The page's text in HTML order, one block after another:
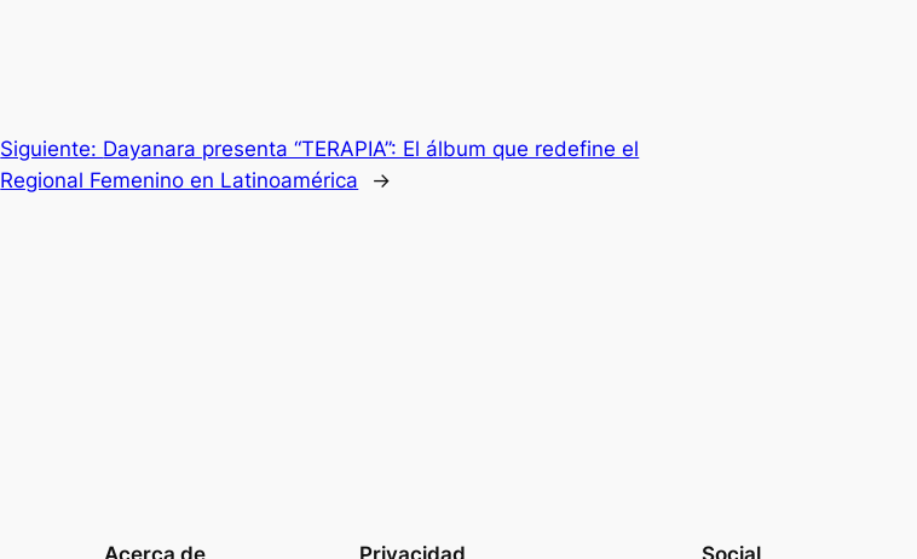
Siguiente: Dayanara presenta “TERAPIA”: El álbum que redefine el
Regional Femenino en Latinoamérica
→